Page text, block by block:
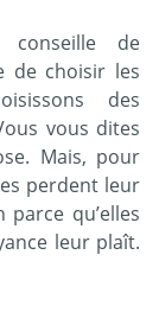
conseille de
de choisir les
des
vous dites
Mais, pour
perdent leur
qu’elles
leur plaît.